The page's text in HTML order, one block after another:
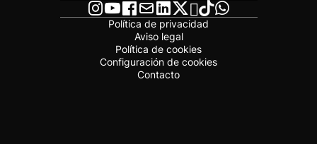
Política de privacidad
Aviso legal
Política de cookies
Configuración de cookies
Contacto